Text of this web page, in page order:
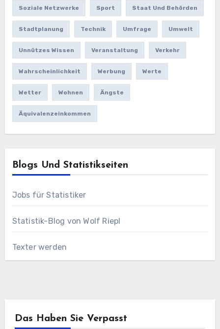
Soziale Netzwerke Sport Staat Und Behörden
Stadtplanung Technik Umfrage Umwelt
Unnützes Wissen Veranstaltung Verkehr
Wahrscheinlichkeit Werbung Werte
Wetter Wohnen Ängste
Äquivalenzeinkommen
Blogs Und Statistikseiten
Jobs für Statistiker
Statistik-Blog von Wolf Riepl
Texter werden
Das Haben Sie Verpasst